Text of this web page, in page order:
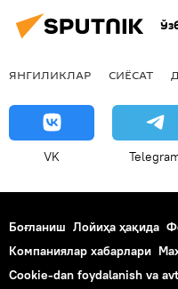
ЯНГИЛИКЛАР СИЁСАТ
VK
Боғланиш Лойиҳа ҳақида
Компаниялар хабарлари
Cookie-dan foydalanish va